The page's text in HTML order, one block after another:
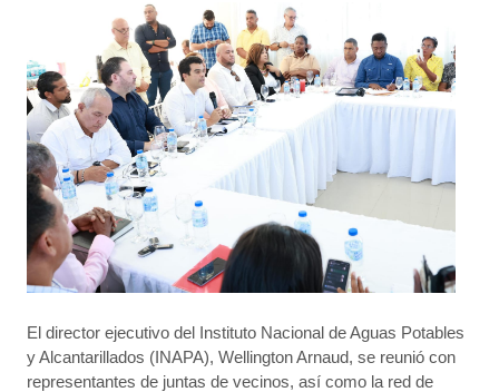
El director ejecutivo del Instituto Nacional de Aguas Potables
y Alcantarillados (INAPA), Wellington Arnaud, se reunió con
representantes de juntas de vecinos, así como la red de